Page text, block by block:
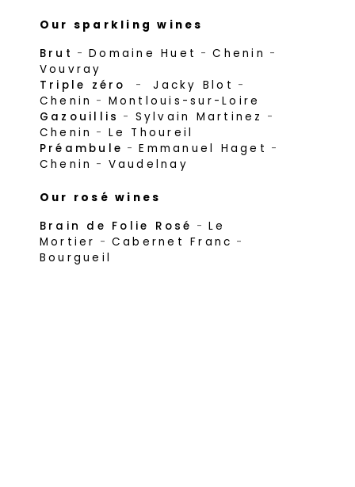
Our sparkling wines
Brut - Domaine Huet - Chenin -
Vouvray
Triple zéro
- Jacky Blot -
Chenin - Montlouis-sur-Loire
Gazouillis - Sylvain Martinez -
Chenin - Le Thoureil
Préambule - Emmanuel Haget -
Chenin - Vaudelnay
Our rosé wines
Brain de Folie Rosé - Le
Mortier - Cabernet Franc -
Bourgueil